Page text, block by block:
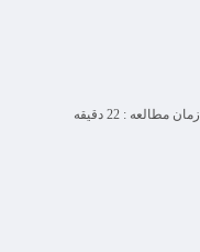
زمان مطالعه : 22 دقیقه